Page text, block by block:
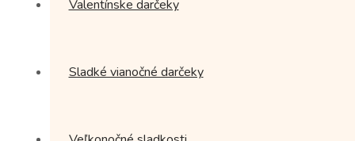
Valentínske darčeky
Sladké vianočné darčeky